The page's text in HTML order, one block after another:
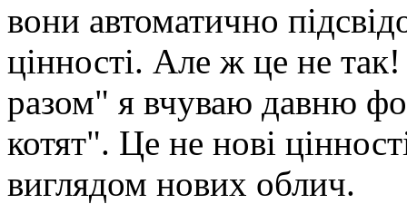
вони автоматично
цінності. Але ж це не
разом" я вчуваю давню
котят". Це не нові
виглядом нових облич.